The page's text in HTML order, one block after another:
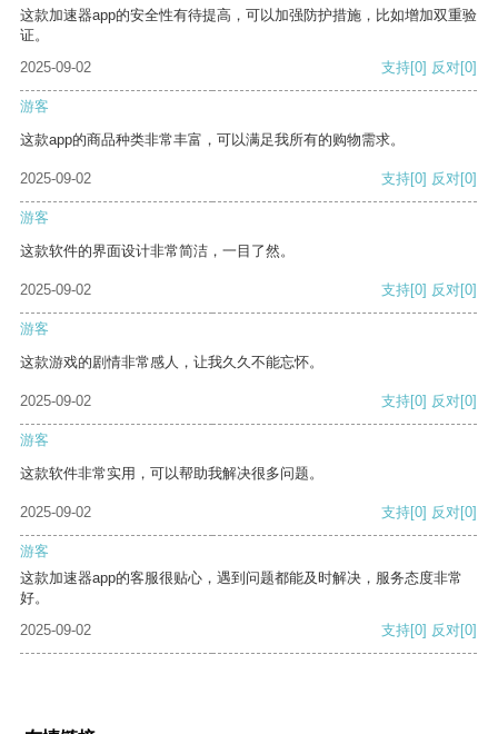
这款加速器app的安全性有待提高，可以加强防护措施，比如增加双重验
证。
2025-09-02
支持[0] 反对[0]
游客
这款app的商品种类非常丰富，可以满足我所有的购物需求。
2025-09-02 支持[0] 反对[0]
游客
这款软件的界面设计非常简洁，一目了然。
2025-09-02 支持[0] 反对[0]
游客
这款游戏的剧情非常感人，让我久久不能忘怀。
2025-09-02 支持[0] 反对[0]
游客
这款软件非常实用，可以帮助我解决很多问题。
2025-09-02 支持[0] 反对[0]
游客
这款加速器app的客服很贴心，遇到问题都能及时解决，服务态度非常
好。
2025-09-02
支持[0] 反对[0]